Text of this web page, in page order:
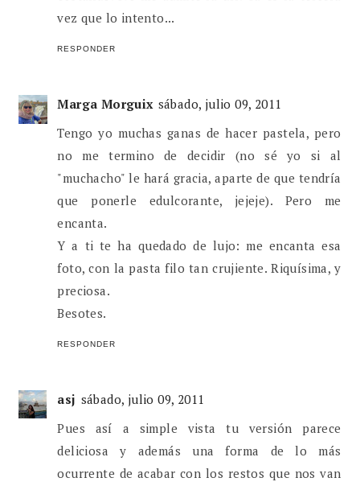
vez que lo intento...
RESPONDER
Marga Morguix sábado, julio 09, 2011
Tengo yo muchas ganas de hacer pastela, pero
no me termino de decidir (no sé yo si al
"muchacho" le hará gracia, aparte de que tendría
que ponerle edulcorante, jejeje). Pero me
encanta.
Y a ti te ha quedado de lujo: me encanta esa
foto, con la pasta filo tan crujiente. Riquísima, y
preciosa.
Besotes.
RESPONDER
asj sábado, julio 09, 2011
Pues así a simple vista tu versión parece
deliciosa y además una forma de lo más
ocurrente de acabar con los restos que nos van